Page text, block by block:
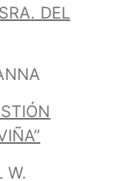
DEL
W.